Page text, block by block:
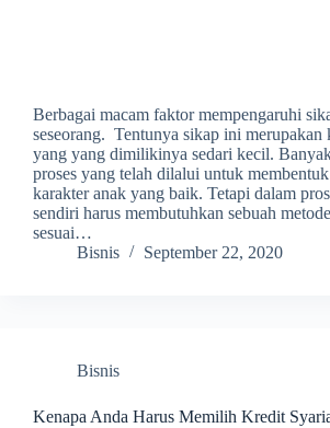
Berbagai macam faktor mempengaruhi
seseorang. Tentunya sikap ini merupakan
yang yang dimilikinya sedari kecil.
proses yang telah dilalui untuk membentuk
karakter anak yang baik. Tetapi dalam
sendiri harus membutuhkan sebuah
sesuai…
Bisnis
September 22, 2020
Bisnis
Kenapa Anda Harus Memilih Kredit